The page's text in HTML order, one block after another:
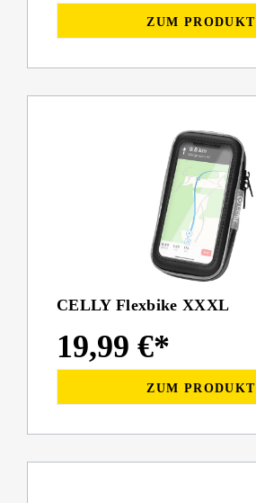
ZUM PRODUKT
CELLY Flexbike XXXL
19,99 €*
ZUM PRODUKT